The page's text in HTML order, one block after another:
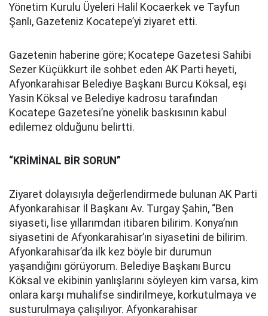
Yönetim Kurulu Üyeleri Halil Kocaerkek ve Tayfun
Şanlı, Gazeteniz Kocatepe’yi ziyaret etti.
Gazetenin haberine göre; Kocatepe Gazetesi Sahibi
Sezer Küçükkurt ile sohbet eden AK Parti heyeti,
Afyonkarahisar Belediye Başkanı Burcu Köksal, eşi
Yasin Köksal ve Belediye kadrosu tarafından
Kocatepe Gazetesi’ne yönelik baskısının kabul
edilemez olduğunu belirtti.
“KRİMİNAL BİR SORUN”
Ziyaret dolayısıyla değerlendirmede bulunan AK Parti
Afyonkarahisar İl Başkanı Av. Turgay Şahin, “Ben
siyaseti, lise yıllarımdan itibaren bilirim. Konya’nın
siyasetini de Afyonkarahisar’ın siyasetini de bilirim.
Afyonkarahisar’da ilk kez böyle bir durumun
yaşandığını görüyorum. Belediye Başkanı Burcu
Köksal ve ekibinin yanlışlarını söyleyen kim varsa, kim
onlara karşı muhalifse sindirilmeye, korkutulmaya ve
susturulmaya çalışılıyor. Afyonkarahisar